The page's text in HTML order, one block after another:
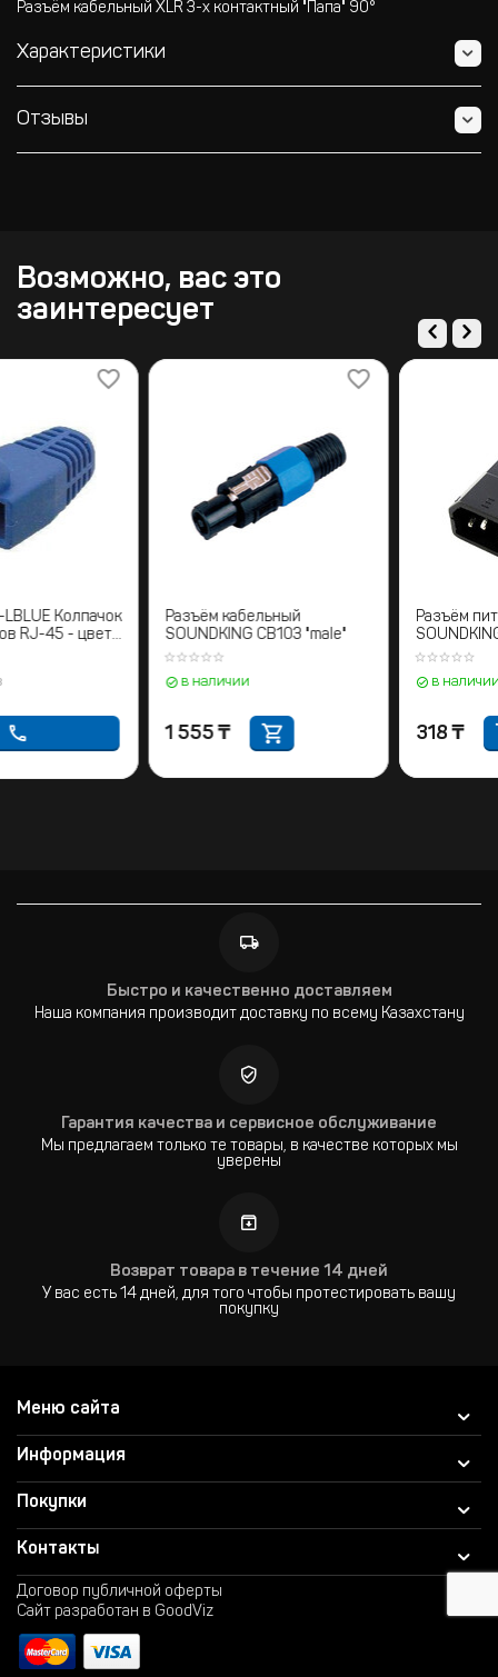
Разъём кабельный XLR 3-х контактный "Папа" 90°
Характеристики
Отзывы
Возможно, вас это
заинтересует
CB-LBLUE Колпачок
разъемов RJ-45 - цвет
Разъём кабельный
SOUNDKING CB103 "male"
1 555
Быстро и качественно доставляем
Наша компания производит доставку по всему Казахстану
Гарантия качества и сервисное обслуживание
Мы предлагаем только те товары, в качестве которых мы
уверены
Возврат товара в течение 14 дней
У вас есть 14 дней, для того чтобы протестировать вашу
покупку
Меню сайта
Информация
Покупки
Контакты
Договор публичной оферты
Сайт разработан в GoodViz